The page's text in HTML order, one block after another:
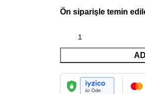
Ön siparişle temin